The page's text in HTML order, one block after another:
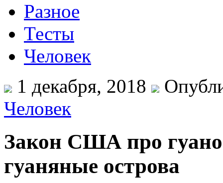
Разное
Тесты
Человек
1 декабря, 2018
Человек
Закон США про
гуаняные острова